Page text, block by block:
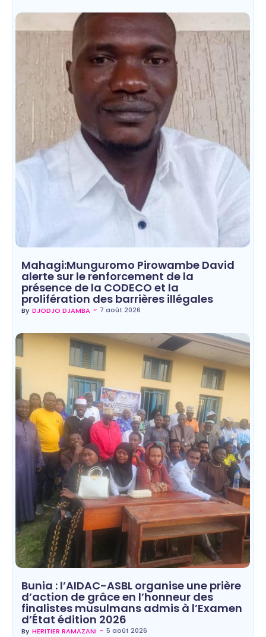
Mahagi:Munguromo Pirowambe David
alerte sur le renforcement de la
présence de la CODECO et la
prolifération des barrières illégales
By DJODJO DJAMBA ~ 7 août 2026
Bunia : l’AIDAC-ASBL organise une prière
d’action de grâce en l’honneur des
finalistes musulmans admis à l’Examen
d’État édition 2026
By HERITIER RAMAZANI ~ 5 août 2026